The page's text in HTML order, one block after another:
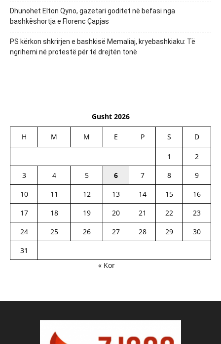
Dhunohet Elton Qyno, gazetari goditet në befasi nga
bashkëshortja e Florenc Çapjas
PS kërkon shkrirjen e bashkisë Memaliaj, kryebashkiaku: Të
ngrihemi në protestë për të drejtën tonë
Gusht 2026
H M M E P S D
1
2
3
4 5 6 7 8
9
10
11 12 13 14 15
16
17
18 19 20 21 22
23
24
25 26 27 28 29
30
31
« Kor